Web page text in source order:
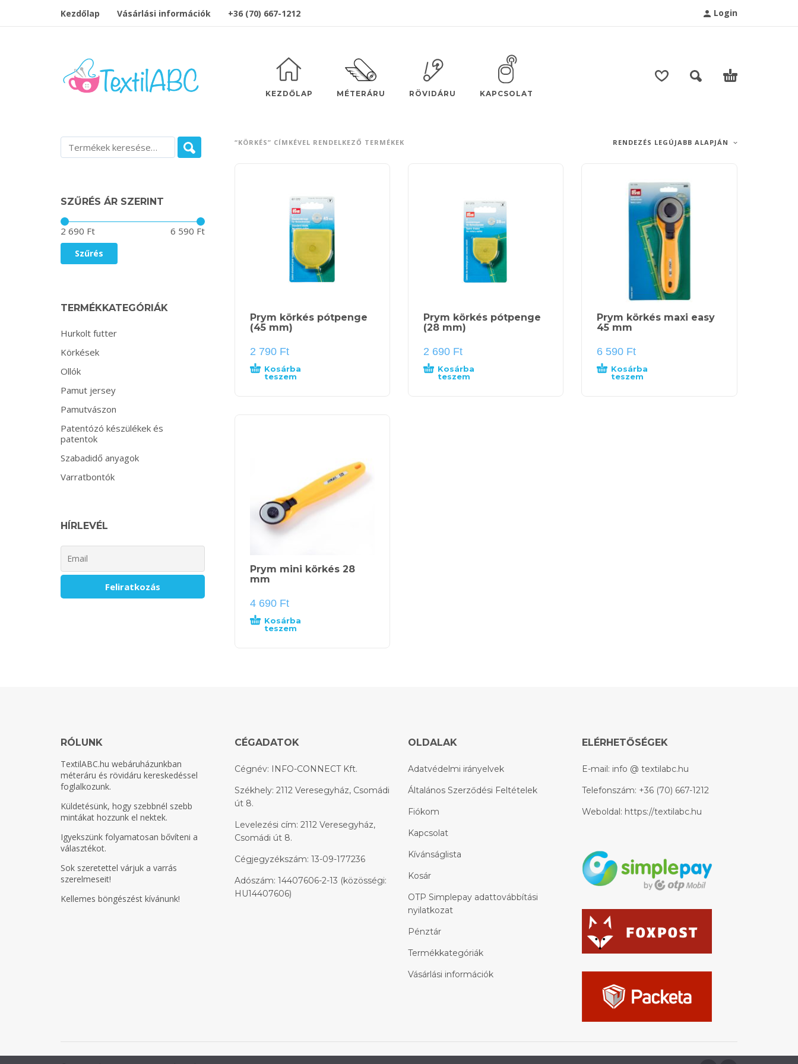
Kezdőlap Vásárlási információk +36 (70) 667-1212 Login
KEZDŐLAP MÉTERÁRU RÖVIDÁRU KAPCSOLAT
SZŰRÉS ÁR SZERINT
Szűrés
Ár:
2 690 Ft 6 590 Ft
TERMÉKKATEGÓRIÁK
Hurkolt futter
Körkések
Ollók
Pamut jersey
Pamutvászon
Patentózó készülékek és
patentok
Szabadidő anyagok
Varratbontók
HÍRLEVÉL
“KÖRKÉS” CÍMKÉVEL RENDELKEZŐ TERMÉKEK RENDEZÉS LEGÚJABB ALAPJÁN
Prym körkés pótpenge
(45 mm)
2 790 Ft
Kosárba
teszem
Prym körkés pótpenge
(28 mm)
2 690 Ft
Kosárba
teszem
Prym körkés maxi easy
45 mm
6 590 Ft
Kosárba
teszem
Prym mini körkés 28
mm
4 690 Ft
Kosárba
teszem
RÓLUNK
TextilABC.hu webáruházunkban
méteráru és rövidáru kereskedéssel
foglalkozunk.
Küldetésünk, hogy szebbnél szebb
mintákat hozzunk el nektek.
Igyekszünk folyamatosan bővíteni a
választékot.
Sok szeretettel várjuk a varrás
szerelmeseit!
Kellemes böngészést kívánunk!
CÉGADATOK
Cégnév: INFO-CONNECT Kft.
Székhely: 2112 Veresegyház, Csomádi
út 8.
Levelezési cím: 2112 Veresegyház,
Csomádi út 8.
Cégjegyzékszám: 13-09-177236
Adószám: 14407606-2-13 (közösségi:
HU14407606)
OLDALAK
Adatvédelmi irányelvek
Általános Szerződési Feltételek
Fiókom
Kapcsolat
Kívánságlista
Kosár
OTP Simplepay adattovábbítási
nyilatkozat
Pénztár
Termékkategóriák
Vásárlási információk
ELÉRHETŐSÉGEK
E-mail: info @ textilabc.hu
Telefonszám: +36 (70) 667-1212
Weboldal: https://textilabc.hu